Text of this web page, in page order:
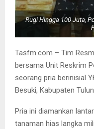
Rugi Hingga 100 Juta,
Tasfm.com – Tim
bersama Unit Reskrim
seorang pria berinisial
Besuki, Kabupaten
Pria ini diamankan
tanaman hias langka